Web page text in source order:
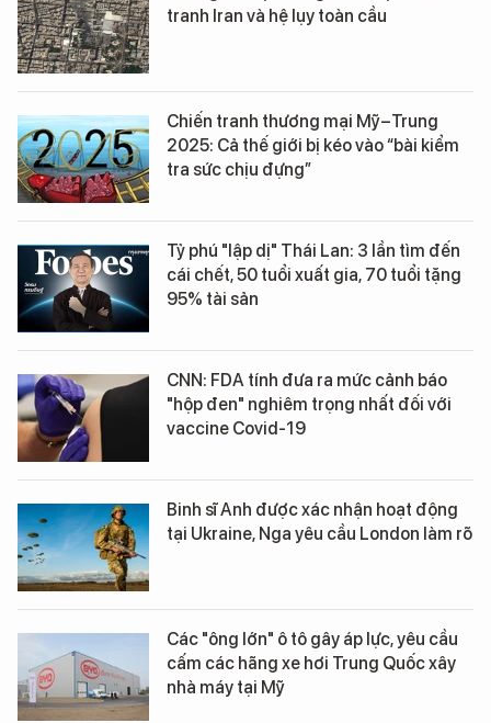
tranh Iran và hệ lụy toàn cầu
Chiến tranh thương mại Mỹ–Trung
2025: Cả thế giới bị kéo vào “bài kiểm
tra sức chịu đựng”
Tỷ phú "lập dị" Thái Lan: 3 lần tìm đến
cái chết, 50 tuổi xuất gia, 70 tuổi tặng
95% tài sản
CNN: FDA tính đưa ra mức cảnh báo
"hộp đen" nghiêm trọng nhất đối với
vaccine Covid-19
Binh sĩ Anh được xác nhận hoạt động
tại Ukraine, Nga yêu cầu London làm rõ
Các "ông lớn" ô tô gây áp lực, yêu cầu
cấm các hãng xe hơi Trung Quốc xây
nhà máy tại Mỹ